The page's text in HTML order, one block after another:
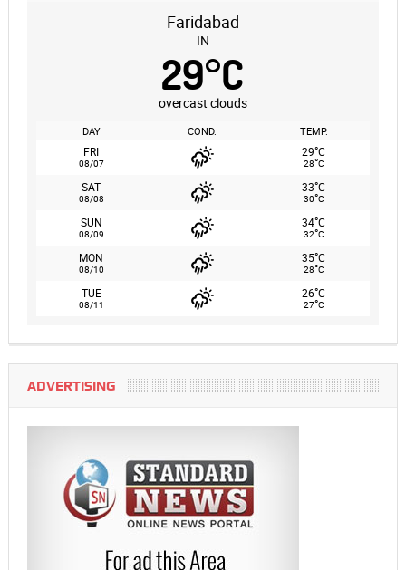
Faridabad
IN
29°C
overcast clouds
DAY COND. TEMP.
FRI
08/07
29°C
28°C
SAT
08/08
33°C
30°C
SUN
08/09
34°C
32°C
MON
08/10
35°C
28°C
TUE
08/11
26°C
27°C
ADVERTISING